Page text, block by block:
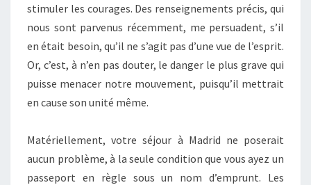
stimuler les courages. Des renseignements précis, qui
nous sont parvenus récemment, me persuadent, s’il
en était besoin, qu’il ne s’agit pas d’une vue de l’esprit.
Or, c’est, à n’en pas douter, le danger le plus grave qui
puisse menacer notre mouvement, puisqu’il mettrait
en cause son unité même.
Matériellement, votre séjour à Madrid ne poserait
aucun problème, à la seule condition que vous ayez un
passeport en règle sous un nom d’emprunt. Les